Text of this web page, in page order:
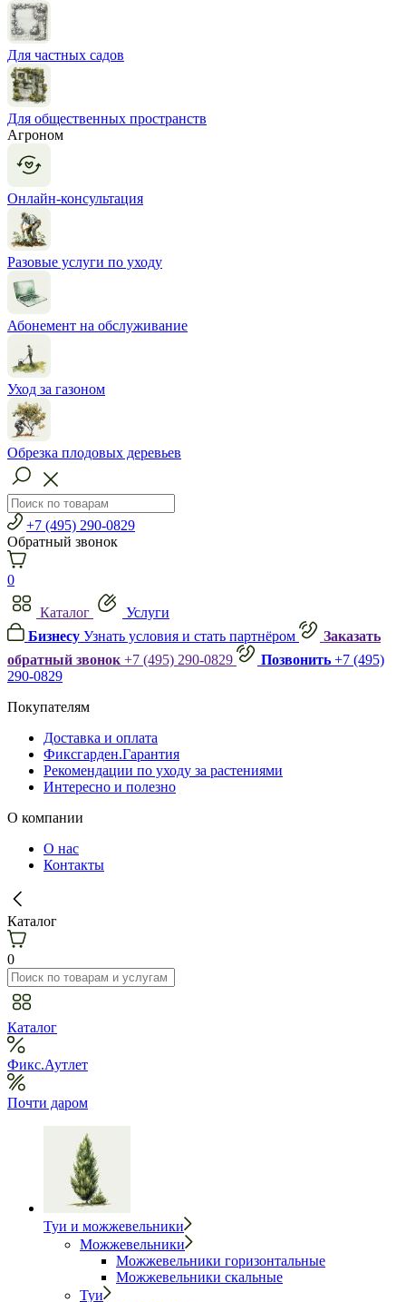
Для частных садов
Для общественных пространств
Агроном
Онлайн-консультация
Разовые услуги по уходу
Абонемент на обслуживание
Уход за газоном
Обрезка плодовых деревьев
+7 (495) 290-0829
Обратный звонок
0
Каталог
Услуги
Бизнесу Узнать условия и стать партнёром
Заказать
обратный звонок +7 (495) 290-0829 Позвонить +7 (495)
290-0829
Покупателям
Доставка и оплата
Фиксгарден.Гарантия
Рекомендации по уходу за растениями
Интересно и полезно
О компании
О нас
Контакты
Каталог
0
Каталог
Фикс.Аутлет
Почти даром
Туи и можжевельники
Можжевельники
Можжевельники горизонтальные
Можжевельники скальные
Туи